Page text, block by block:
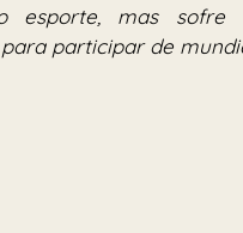
esporte, mas sofre
participar de